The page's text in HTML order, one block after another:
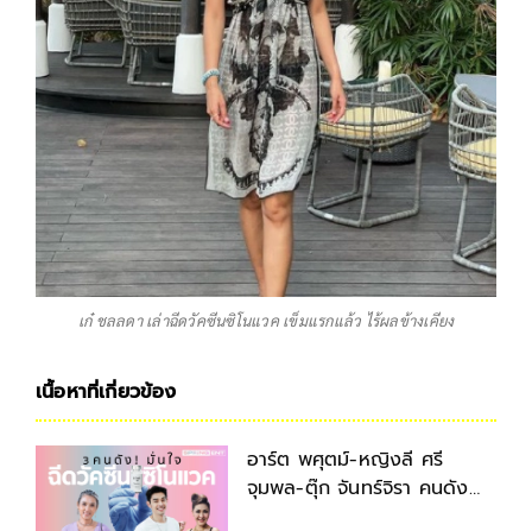
เก๋ ชลลดา เล่าฉีดวัคซีนซิโนแวค เข็มแรกแล้ว ไร้ผลข้างเคียง
เนื้อหาที่เกี่ยวข้อง
อาร์ต พศุตม์-หญิงลี ศรี
จุมพล-ตุ๊ก จันทร์จิรา คนดัง